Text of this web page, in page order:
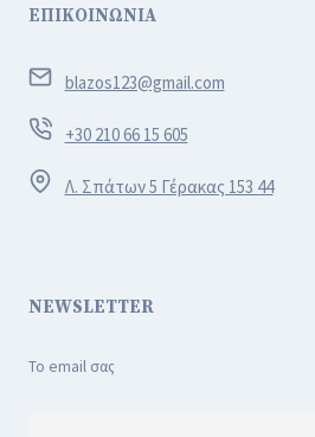
ΕΠΙΚΟΙΝΩΝΙΑ
blazos123@gmail.com
+30 210 66 15 605
Λ. Σπάτων 5 Γέρακας 153 44
NEWSLETTER
Το email σας